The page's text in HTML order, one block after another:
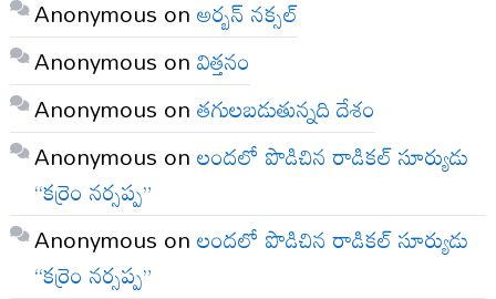
Anonymous onఅర్బన్ నక్సల్
Anonymous onవిత్తనం
Anonymous onతగులబడుతున్నది దేశం
Anonymous onలందలో పొడిచిన రాడికల్ సూర్యుడు
“కర్రెం నర్సప్ప”
Anonymous onలందలో పొడిచిన రాడికల్ సూర్యుడు
“కర్రెం నర్సప్ప”